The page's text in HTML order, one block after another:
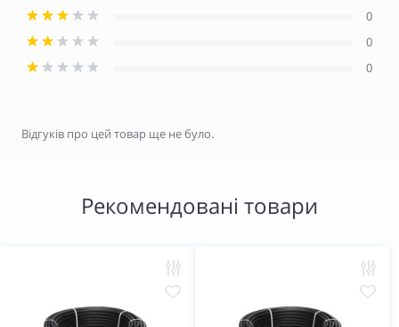
0
0
0
Відгуків про цей товар ще не було.
Рекомендовані товари